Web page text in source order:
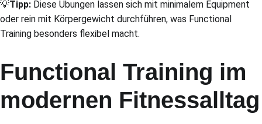
💡Tipp: Diese Übungen lassen sich mit minimalem Equipment
oder rein mit Körpergewicht durchführen, was Functional
Training besonders flexibel macht.
Functional Training im
modernen Fitnessalltag